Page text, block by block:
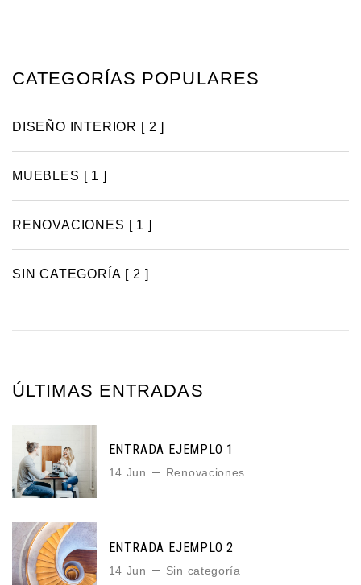
CATEGORÍAS POPULARES
DISEÑO INTERIOR [ 2 ]
MUEBLES [ 1 ]
RENOVACIONES [ 1 ]
SIN CATEGORÍA [ 2 ]
ÚLTIMAS ENTRADAS
ENTRADA EJEMPLO 1
14 Jun Renovaciones
ENTRADA EJEMPLO 2
14 Jun Sin categoría